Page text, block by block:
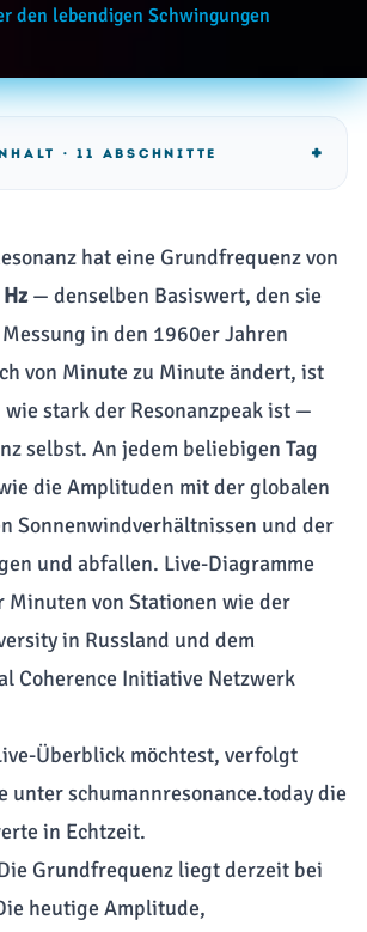
den lebendigen Schwingungen
· 11 ABSCHNITTE +
hat eine Grundfrequenz von
— denselben Basiswert, den sie
in den 1960er Jahren
von Minute zu Minute ändert, ist
stark der Resonanzpeak ist —
selbst. An jedem beliebigen Tag
die Amplituden mit der globalen
Sonnenwindverhältnissen und der
und abfallen. Live-Diagramme
Minuten von Stationen wie der
in Russland und dem
Coherence Initiative Netzwerk
Überblick möchtest, verfolgt
unterschumannresonance.todaydie
in Echtzeit.
Grundfrequenz liegt derzeit bei
heutige Amplitude,